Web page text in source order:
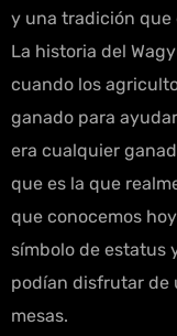
y una tradición que
La historia del
cuando los
ganado para
era cualquier
que es la que
que conocemos
símbolo de estatus
podían disfrutar de
mesas.